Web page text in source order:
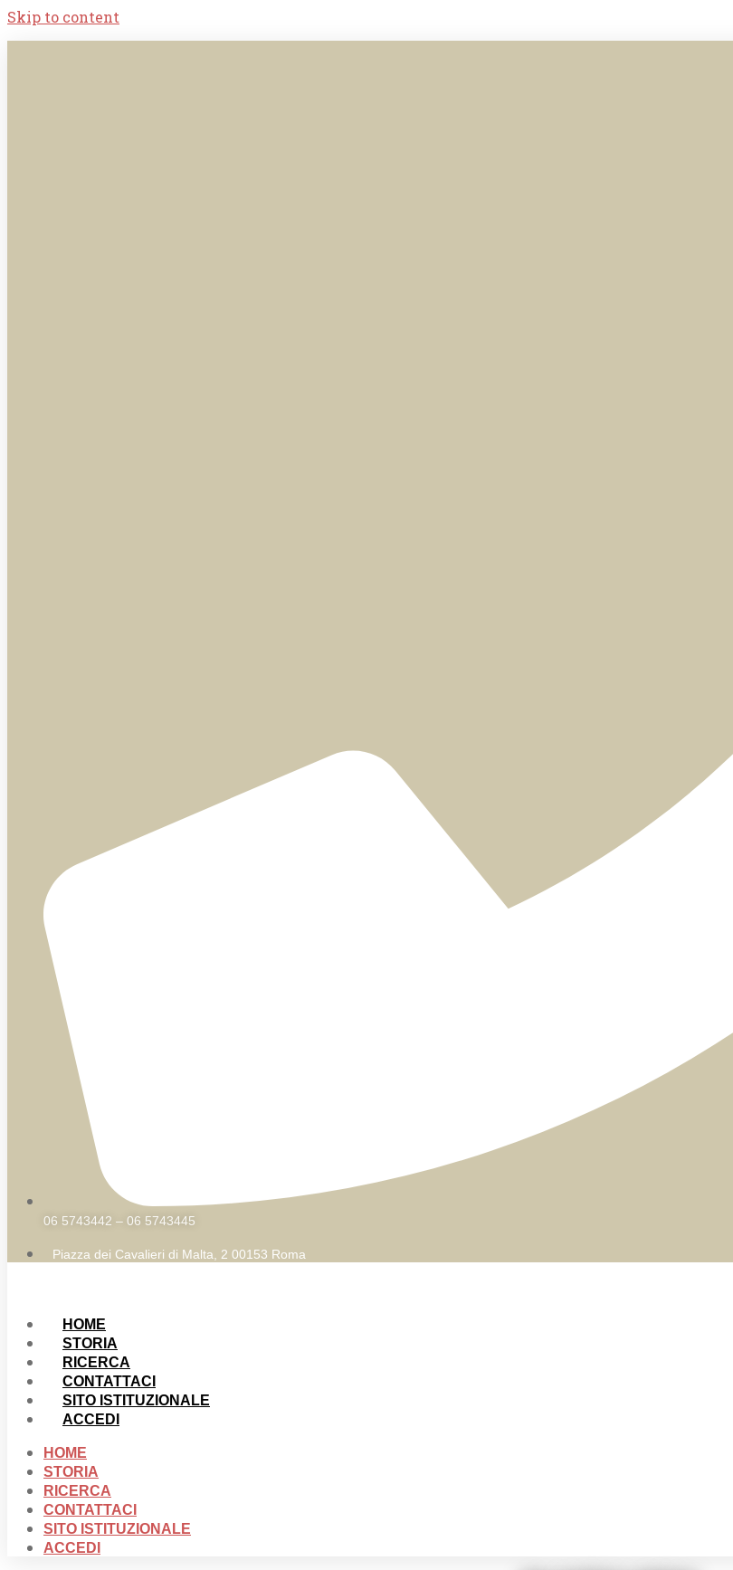
Skip to content
06 5743442 – 06 5743445
Piazza dei Cavalieri di Malta, 2 00153 Roma
HOME
STORIA
RICERCA
CONTATTACI
SITO ISTITUZIONALE
ACCEDI
HOME
STORIA
RICERCA
CONTATTACI
SITO ISTITUZIONALE
ACCEDI